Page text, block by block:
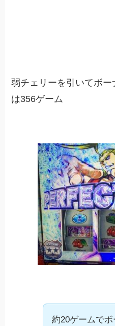
弱チェリーを引いてボ
は356ゲーム
約20ゲームで